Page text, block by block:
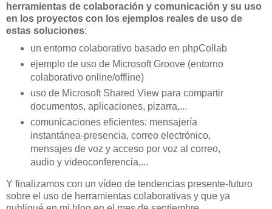
herramientas de colaboración y comunicación y su uso
en los proyectos con los ejemplos reales de uso de
estas soluciones:
un entorno colaborativo basado en phpCollab
ejemplo de uso de Microsoft Groove (entorno
colaborativo online/offline)
uso de Microsoft Shared View para compartir
documentos, aplicaciones, pizarra,...
comunicaciones eficientes: mensajería
instantánea-presencia, correo electrónico,
mensajes de voz y acceso por voz al correo,
audio y videoconferencia,...
Y finalizamos con un vídeo de tendencias presente-futuro
sobre el uso de herramientas colaborativas y que ya